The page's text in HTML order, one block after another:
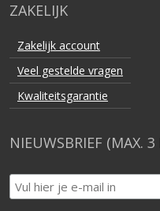
Kwaliteitsgarantie
NIEUWSBRIEF (MAX. 3